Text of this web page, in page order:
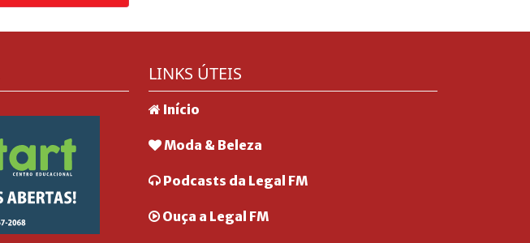
LINKS ÚTEIS
Início
Moda & Beleza
Podcasts da Legal FM
Ouça a Legal FM